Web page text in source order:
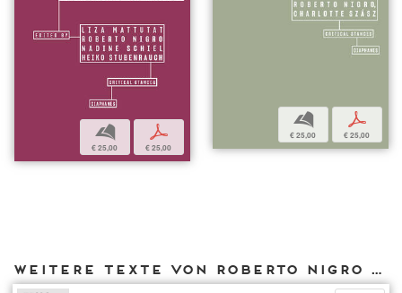
b
€ 25,00
p
€ 25,00
b
€ 25,00
p
€ 25,00
Weitere Texte von Roberto Nigro bei DIAPHANES